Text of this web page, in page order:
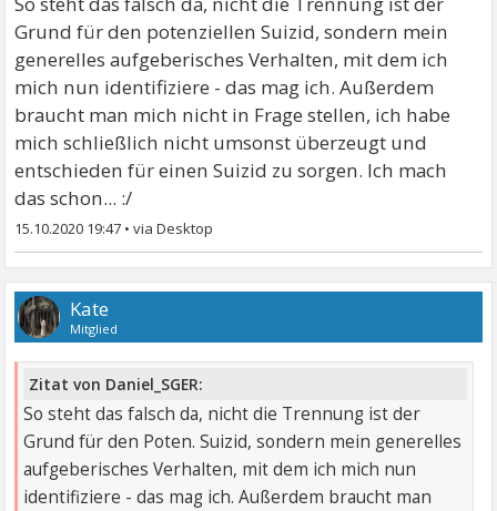
Grund für den potenziellen Suizid, sondern mein
generelles aufgeberisches Verhalten, mit dem ich
mich nun identifiziere - das mag ich. Außerdem
braucht man mich nicht in Frage stellen, ich habe
mich schließlich nicht umsonst überzeugt und
entschieden für einen Suizid zu sorgen. Ich mach
das schon... :/
15.10.2020 19:47 •
Kate
Mitglied
Zitat von Daniel_SGER:
So steht das falsch da, nicht die Trennung ist der
Grund für den Poten. Suizid, sondern mein generelles
aufgeberisches Verhalten, mit dem ich mich nun
identifiziere - das mag ich. Außerdem braucht man